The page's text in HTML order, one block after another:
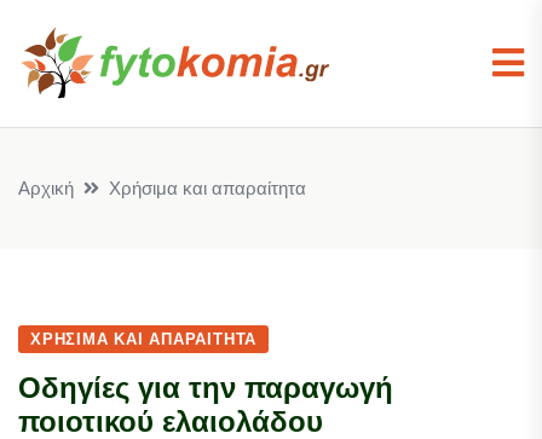
Αρχική Χρήσιμα και απαραίτητα
ΧΡΉΣΙΜΑ ΚΑΙ ΑΠΑΡΑΊΤΗΤΑ
Οδηγίες για την παραγωγή
ποιοτικού ελαιολάδου